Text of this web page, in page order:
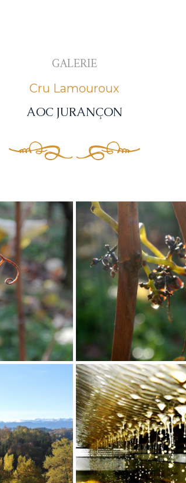
GALERIE
Cru Lamouroux
AOC JURANÇON